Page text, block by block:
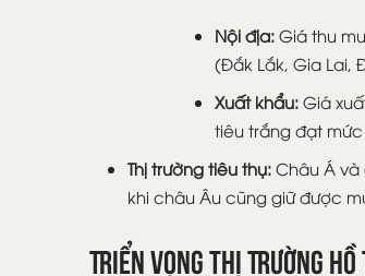
Nội địa: Giá thu
(Đắk Lắk, Gia Lai,
Xuất khẩu: Giá
tiêu trắng đạt mức
Thị trường tiêu thụ: Châu Á và
khi châu Âu cũng giữ được
Triển Vọng Thị Trường